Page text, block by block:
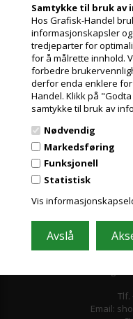
Samtykke til bruk av
Hos Grafisk-Handel
informasjonskapsler
tredjeparter for
for å målrette innhold.
forbedre
derfor enda enklere
Handel. Klikk på
samtykke til bruk av
Nødvendig
Markedsføring
Funksjonell
Statistisk
Vis
Meld deg på
Inneholder ofte store
gratis og
Grafisk-
Tlf.
Email: